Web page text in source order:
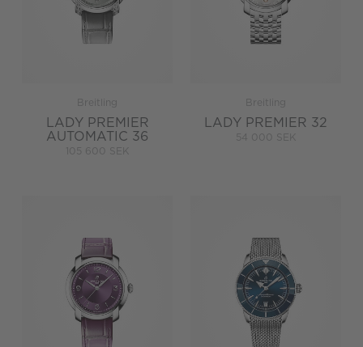
Breitling
LADY PREMIER
AUTOMATIC 36
105 600 SEK
Breitling
LADY PREMIER 32
54 000 SEK